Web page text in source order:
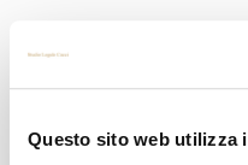
Questo sito web utilizza
“DEEP WEB” : TERRA DI
Il Deep Web, o, peggio ancora, quella